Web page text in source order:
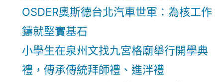
OSDER奧斯德台北汽車世軍：為核工作
鑄就堅實基石
小學生在泉州文找九宮格廟舉行開學典
禮，傳承傳統拜師禮、進泮禮